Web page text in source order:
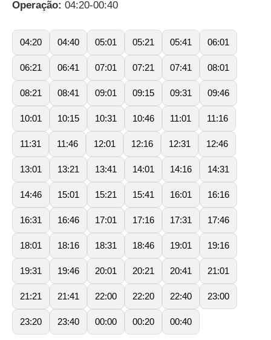
Operação: 04:20-00:40
04:20 04:40 05:01 05:21 05:41 06:01
06:21 06:41 07:01 07:21 07:41 08:01
08:21 08:41 09:01 09:15 09:31 09:46
10:01 10:15 10:31 10:46 11:01 11:16
11:31 11:46 12:01 12:16 12:31 12:46
13:01 13:21 13:41 14:01 14:16 14:31
14:46 15:01 15:21 15:41 16:01 16:16
16:31 16:46 17:01 17:16 17:31 17:46
18:01 18:16 18:31 18:46 19:01 19:16
19:31 19:46 20:01 20:21 20:41 21:01
21:21 21:41 22:00 22:20 22:40 23:00
23:20 23:40 00:00 00:20 00:40